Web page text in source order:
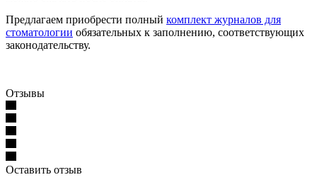
Предлагаем приобрести полный комплект журналов для
стоматологии обязательных к заполнению, соответствующих
законодательству.
Отзывы
Оставить отзыв